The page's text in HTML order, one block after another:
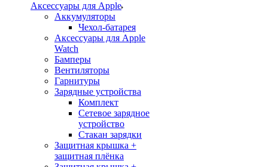
Аксессуары для Apple
Аккумуляторы
Чехол-батарея
Аксессуары для Apple
Watch
Бамперы
Вентиляторы
Гарнитуры
Зарядные устройства
Комплект
Сетевое зарядное
устройство
Стакан зарядки
Защитная крышка +
защитная плёнка